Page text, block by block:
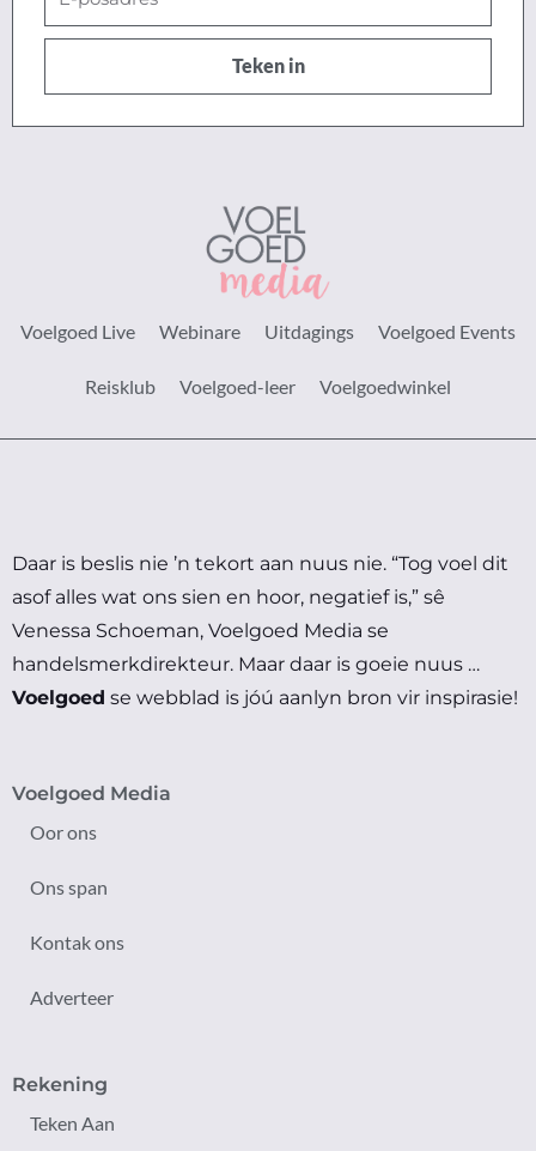
posadres
Teken in
Voelgoed Live Webinare Uitdagings Voelgoed Events
Reisklub Voelgoed-leer Voelgoedwinkel
Daar is beslis nie ’n tekort aan nuus nie. “Tog voel dit
asof alles wat ons sien en hoor, negatief is,” sê
Venessa Schoeman, Voelgoed Media se
handelsmerkdirekteur. Maar daar is goeie nuus …
Voelgoed se webblad is jóú aanlyn bron vir inspirasie!
Voelgoed Media
Oor ons
Ons span
Kontak ons
Adverteer
Rekening
Teken Aan